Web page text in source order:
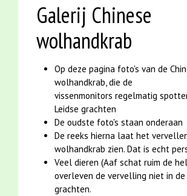
Galerij Chinese
wolhandkrab
Op deze pagina foto's van de
wolhandkrab, die de
vissenmonitors regelmatig
Leidse grachten
De oudste foto's staan onderaan
De reeks hierna laat het
wolhandkrab zien. Dat is echt
Veel dieren (Aaf schat ruim de
overleven de vervelling niet in de
grachten.